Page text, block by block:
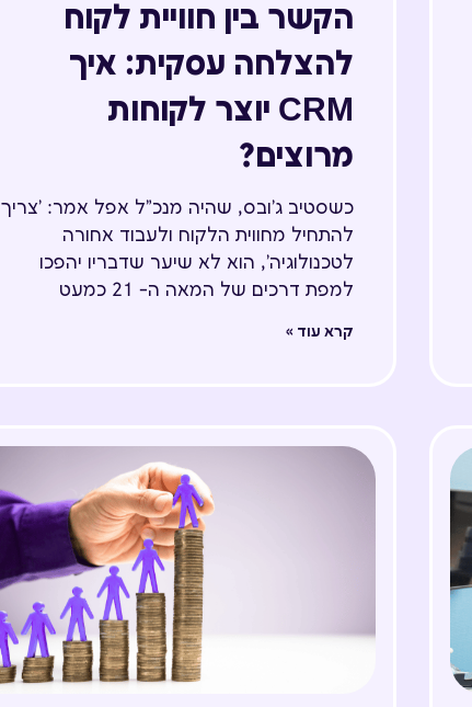
הקשר בין חוויית לקוח
להצלחה עסקית: איך
CRM יוצר לקוחות
מרוצים?
כשסטיב ג'ובס, שהיה מנכ"ל אפל אמר: 'צריך
להתחיל מחווית הלקוח ולעבוד אחורה
לטכנולוגיה', הוא לא שיער שדבריו יהפכו
למפת דרכים של המאה ה- 21 כמעט
קרא עוד »